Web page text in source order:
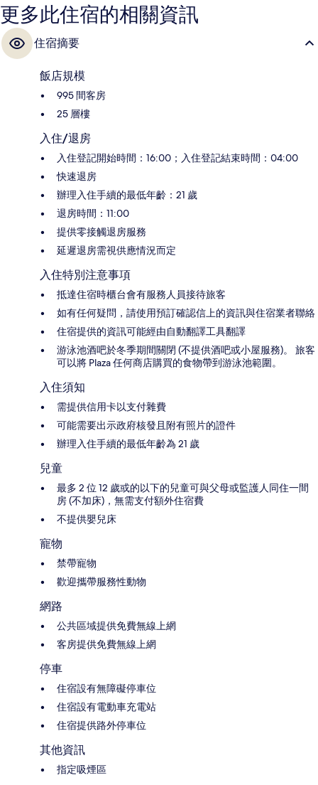
更多此住宿的相關資訊
住宿摘要
飯店規模
995 間客房
25 層樓
入住/退房
入住登記開始時間：16:00；入住登記結束時間：04:00
快速退房
辦理入住手續的最低年齡：21 歲
退房時間：11:00
提供零接觸退房服務
延遲退房需視供應情況而定
入住特別注意事項
抵達住宿時櫃台會有服務人員接待旅客
如有任何疑問，請使用預訂確認信上的資訊與住宿業者聯絡
住宿提供的資訊可能經由自動翻譯工具翻譯
游泳池酒吧於冬季期間關閉 (不提供酒吧或小屋服務)。 旅客
可以將 Plaza 任何商店購買的食物帶到游泳池範圍。
入住須知
需提供信用卡以支付雜費
可能需要出示政府核發且附有照片的證件
辦理入住手續的最低年齡為 21 歲
兒童
最多 2 位 12 歲或的以下的兒童可與父母或監護人同住一間
房 (不加床)，無需支付額外住宿費
不提供嬰兒床
寵物
禁帶寵物
歡迎攜帶服務性動物
網路
公共區域提供免費無線上網
客房提供免費無線上網
停車
住宿設有無障礙停車位
住宿設有電動車充電站
住宿提供路外停車位
其他資訊
指定吸煙區